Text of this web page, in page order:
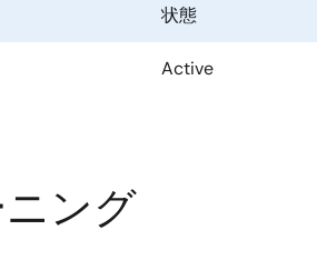
状態
Active
ング